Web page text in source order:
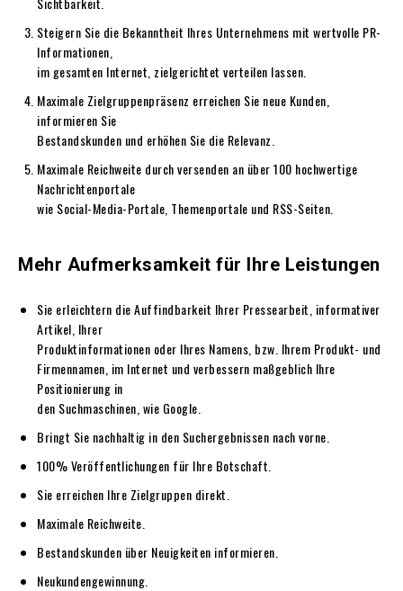
Steigern Sie die Bekanntheit Ihres Unternehmens mit wertvolle PR-
Informationen,
im gesamten Internet, zielgerichtet verteilen lassen.
Maximale Zielgruppenpräsenz erreichen Sie neue Kunden,
informieren Sie
Bestandskunden und erhöhen Sie die Relevanz.
Maximale Reichweite durch versenden an über 100 hochwertige
Nachrichtenportale
wie Social-Media-Portale, Themenportale und RSS-Seiten.
Mehr Aufmerksamkeit für Ihre Leistungen
Sie erleichtern die Auffindbarkeit Ihrer Pressearbeit, informativer
Artikel, Ihrer
Produktinformationen oder Ihres Namens, bzw. Ihrem Produkt- und
Firmennamen, im Internet und verbessern maßgeblich Ihre
Positionierung in
den Suchmaschinen, wie Google.
Bringt Sie nachhaltig in den Suchergebnissen nach vorne.
100% Veröffentlichungen für Ihre Botschaft.
Sie erreichen Ihre Zielgruppen direkt.
Maximale Reichweite.
Bestandskunden über Neuigkeiten informieren.
Neukundengewinnung.